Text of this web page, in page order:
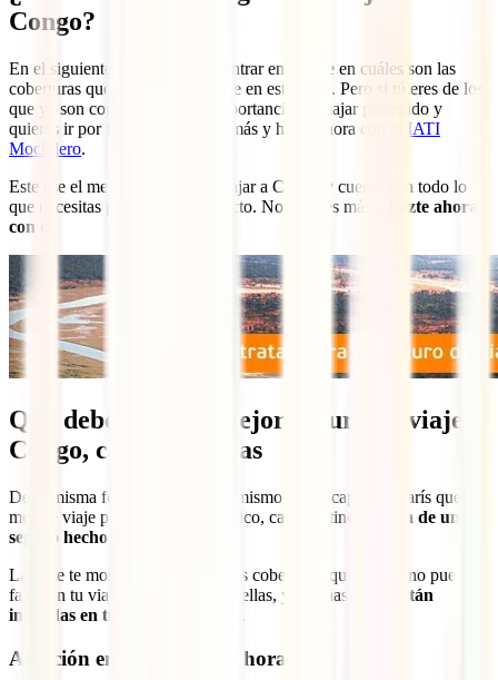
Congo?
En el siguiente punto vamos a entrar en detalle en cuáles son las
coberturas que no pueden faltarte en este viaje. Pero si tú eres de los
que ya son conscientes de la importancia de viajar protegido y
quieres ir por faena, no esperes más y hazte ahora con el
IATI
Mochilero.
Este ese el mejor seguro para viajar a Congo y cuenta con todo lo
que necesitas para tu viaje perfecto. No esperes más y
hazte ahora
con él
Qué debe tener el mejor seguro de viaje
Congo, características
De la misma forma que no es lo mismo una escapada a París que un
mes de viaje por el Sudeste Asiático, cada destino
precisa de un
seguro hecho a medida
Las que te mostramos aquí son las coberturas que sí o sí, no pueden
faltar en tu viaje a Congo. Todas ellas, y muchas otras,
están
incluidas en tu IATI Mochilero
.
Atención en tu idioma 24 horas